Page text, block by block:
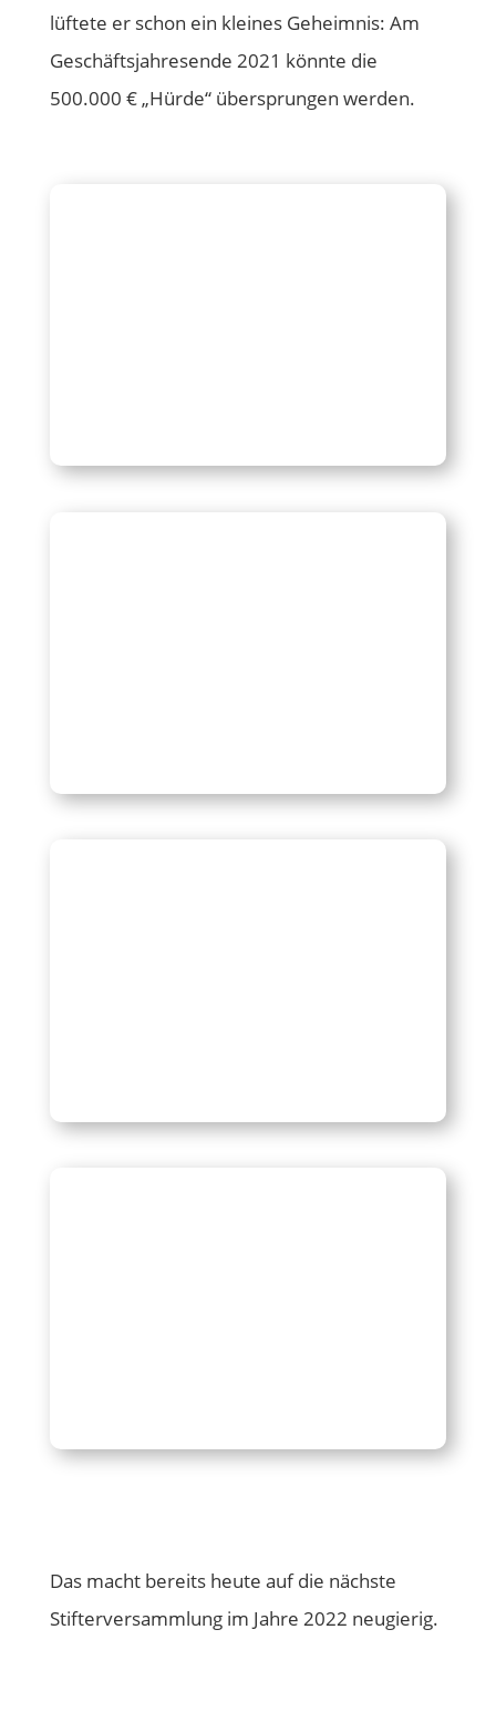
lüftete er schon ein kleines Geheimnis: Am
Geschäftsjahresende 2021 könnte die
500.000 € „Hürde“ übersprungen werden.
Das macht bereits heute auf die nächste
Stifterversammlung im Jahre 2022 neugierig.